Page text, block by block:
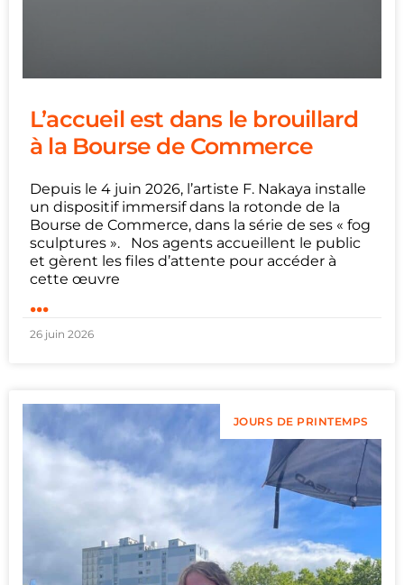
L’accueil est dans le brouillard
à la Bourse de Commerce
Depuis le 4 juin 2026, l’artiste F. Nakaya installe
un dispositif immersif dans la rotonde de la
Bourse de Commerce, dans la série de ses « fog
sculptures ». Nos agents accueillent le public
et gèrent les files d’attente pour accéder à
cette œuvre
...
26 juin 2026
JOURS DE PRINTEMPS